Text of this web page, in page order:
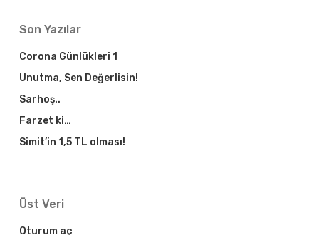
Son Yazılar
Corona Günlükleri 1
Unutma, Sen Değerlisin!
Sarhoş..
Farzet ki…
Simit’in 1,5 TL olması!
Üst Veri
Oturum aç